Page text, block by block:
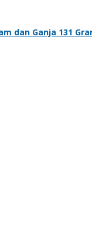
dan Ganja 131